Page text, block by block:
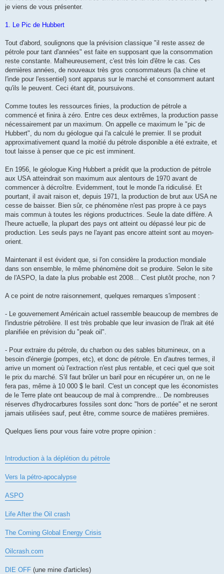
je viens de vous présenter.
1. Le Pic de Hubbert
Tout d'abord, soulignons que la prévision classique "il reste assez de
pétrole pour tant d'années" est faite en supposant que la consommation
reste constante. Malheureusement, c'est très loin d'être le cas. Ces
dernières années, de nouveaux très gros consommateurs (la chine et
l'inde pour l'essentiel) sont apparus sur le marché et consomment autant
qu'ils le peuvent. Ceci étant dit, poursuivons.
Comme toutes les ressources finies, la production de pétrole a
commencé et finira à zéro. Entre ces deux extrêmes, la production passe
nécessairement par un maximum. On appelle ce maximum le "pic de
Hubbert", du nom du géologue qui l'a calculé le premier. Il se produit
approximativement quand la moitié du pétrole disponible a été extraite, et
tout laisse à penser que ce pic est imminent.
En 1956, le géologue King Hubbert a prédit que la production de pétrole
aux USA atteindrait son maximum aux alentours de 1970 avant de
commencer à décroître. Evidemment, tout le monde l'a ridiculisé. Et
pourtant, il avait raison et, depuis 1971, la production de brut aux USA ne
cesse de baisser. Bien sûr, ce phénomène n'est pas propre à ce pays
mais commun à toutes les régions productrices. Seule la date diffère. A
l'heure actuelle, la plupart des pays ont atteint ou dépassé leur pic de
production. Les seuls pays ne l'ayant pas encore atteint sont au moyen-
orient.
Maintenant il est évident que, si l'on considère la production mondiale
dans son ensemble, le même phénomène doit se produire. Selon le site
de l'ASPO, la date la plus probable est 2008... C'est plutôt proche, non ?
A ce point de notre raisonnement, quelques remarques s'imposent :
- Le gouvernement Américain actuel rassemble beaucoup de membres de
l'industrie pétrolière. Il est très probable que leur invasion de l'Irak ait été
planifiée en prévision du "peak oil".
- Pour extraire du pétrole, du charbon ou des sables bitumineux, on a
besoin d'énergie (pompes, etc), et donc de pétrole. En d'autres termes, il
arrive un moment où l'extraction n'est plus rentable, et ceci quel que soit
le prix du marché. S'il faut brûler un baril pour en récupérer un, on ne le
fera pas, même à 10 000 $ le baril. C'est un concept que les économistes
de le Terre plate ont beaucoup de mal à comprendre... De nombreuses
réserves d'hydrocarbures fossiles sont donc "hors de portée" et ne seront
jamais utilisées sauf, peut être, comme source de matières premières.
Quelques liens pour vous faire votre propre opinion :
Introduction à la déplétion du pétrole
Vers la pétro-apocalypse
ASPO
Life After the Oil crash
The Coming Global Energy Crisis
Oilcrash.com
DIE OFF (une mine d'articles)